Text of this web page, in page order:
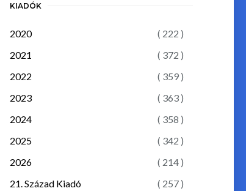
KIADÓK
2020
( 222 )
2021
( 372 )
2022
( 359 )
2023
( 363 )
2024
( 358 )
2025
( 342 )
2026
( 214 )
21. Század Kiadó
( 257 )